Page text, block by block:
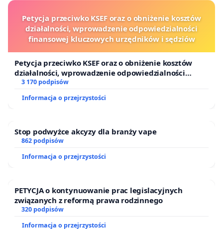
Petycja przeciwko KSEF oraz o obniżenie kosztów
działalności, wprowadzenie odpowiedzialności
finansowej kluczowych urzędników i sędziów
Petycja przeciwko KSEF oraz o obniżenie kosztów
działalności, wprowadzenie odpowiedzialności
finansowej kluczowych urzędników i sędziów
3 170 podpisów
Informacja o przejrzystości
Stop podwyżce akcyzy dla branży vape
862 podpisów
Informacja o przejrzystości
PETYCJA o kontynuowanie prac legislacyjnych
związanych z reformą prawa rodzinnego
320 podpisów
Informacja o przejrzystości